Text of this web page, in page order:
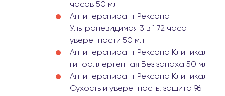
часов 50 мл
Антиперспирант Рексона
Ультраневидимая 3 в 1 72 часа
уверенности 50 мл
Антиперспирант Рексона Клиникал
гипоаллергенная Без запаха 50 мл
Антиперспирант Рексона Клиникал
Сухость и уверенность, защита 96